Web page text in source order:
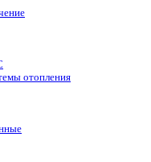
отопления